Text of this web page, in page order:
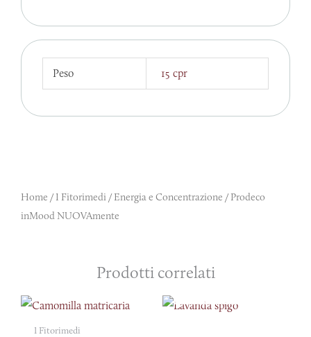
Peso 15 cpr
Home /I Fitorimedi /Energia e Concentrazione / Prodeco
inMood NUOVAmente
Prodotti correlati
I Fitorimedi